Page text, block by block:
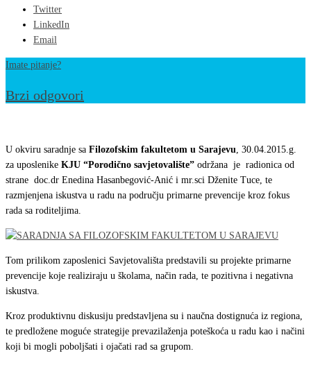
Twitter
LinkedIn
Email
Imate pitanje?
Brzi odgovori
SA
FILOZOFSKIM
FAKULTETOM
U
U okviru saradnje sa Filozofskim fakultetom u Sarajevu , 30.04.2015.g.
za uposlenike KJU “Porodično savjetovalište” održana je radionica od
strane doc.dr Enedina Hasanbegović-Anić i mr.sci Dženite Tuce, te
razmjenjena iskustva u radu na području primarne prevencije kroz fokus
rada sa roditeljima.
Tom prilikom zaposlenici Savjetovališta predstavili su projekte primarne
prevencije koje realiziraju u školama, način rada, te pozitivna i negativna
iskustva.
Kroz produktivnu diskusiju predstavljena su i naučna dostignuća iz regiona,
te predložene moguće strategije prevazilaženja poteškoća u radu kao i načini
koji bi mogli poboljšati i ojačati rad sa grupom.